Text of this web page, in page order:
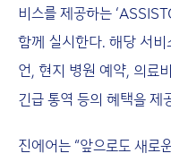
비스를 제공하는
함께 실시한다. 해당 서
언, 현지 병원 예약, 의료
긴급 통역 등의 혜택을 제
진에어는 “앞으로도 새로